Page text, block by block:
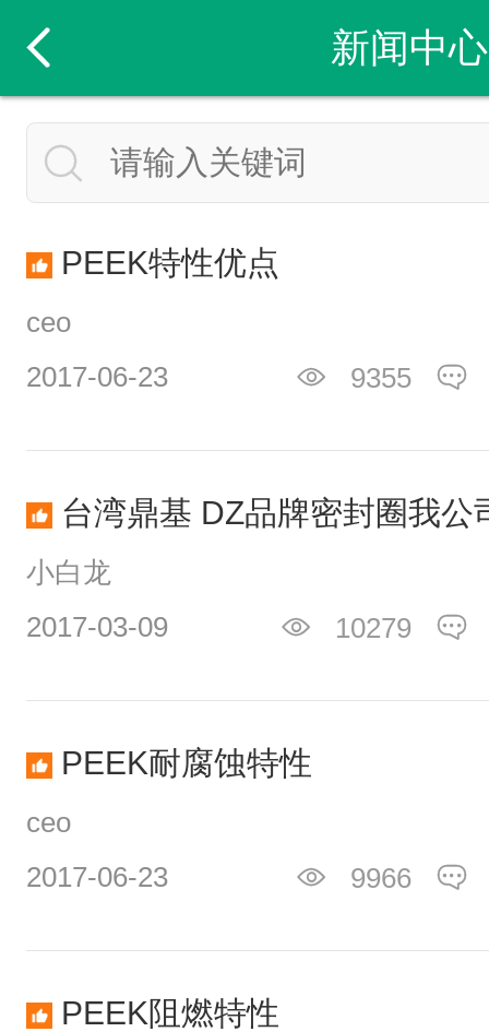
新闻中心
PEEK特性优点
ceo
2017-06-23
9355
台湾​鼎基 DZ品牌密封圈我公
小白龙
2017-03-09
10279
PEEK耐腐蚀特性
ceo
2017-06-23
9966
PEEK阻燃特性